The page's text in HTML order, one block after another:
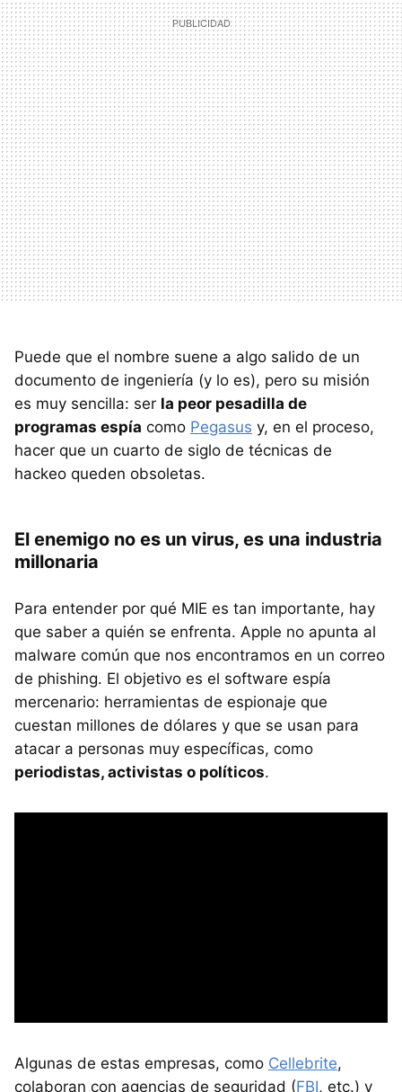
Puede que el nombre suene a algo salido de un
documento de ingeniería (y lo es), pero su misión
es muy sencilla: ser la peor pesadilla de
programas espía como Pegasus y, en el proceso,
hacer que un cuarto de siglo de técnicas de
hackeo queden obsoletas.
El enemigo no es un virus, es una industria
millonaria
Para entender por qué MIE es tan importante, hay
que saber a quién se enfrenta. Apple no apunta al
malware común que nos encontramos en un correo
de phishing. El objetivo es el software espía
mercenario: herramientas de espionaje que
cuestan millones de dólares y que se usan para
atacar a personas muy específicas, como
periodistas, activistas o políticos.
Algunas de estas empresas, como Cellebrite,
colaboran con agencias de seguridad (FBI, etc.) y